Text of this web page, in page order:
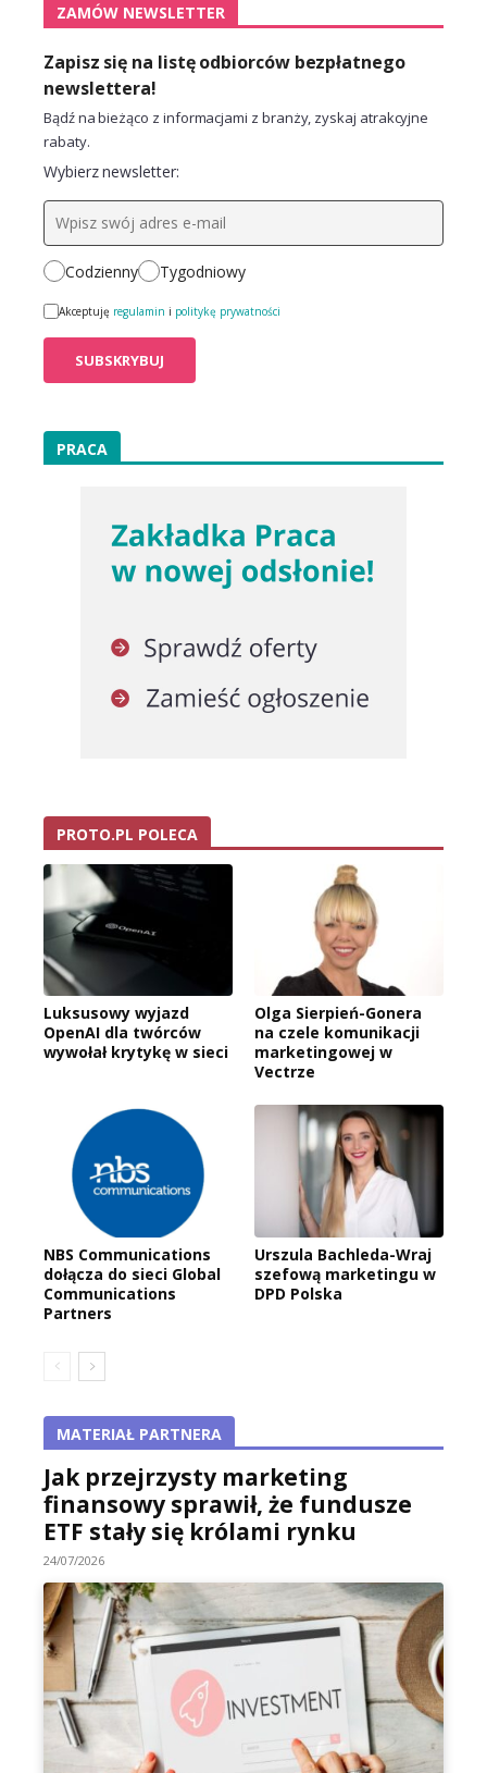
ZAMÓW NEWSLETTER
Zapisz się na listę odbiorców bezpłatnego
newslettera!
Bądź na bieżąco z informacjami z branży, zyskaj atrakcyjne
rabaty.
Wybierz newsletter:
Codzienny Tygodniowy
Akceptuję regulamin i politykę prywatności
PRACA
PROTO.PL POLECA
Luksusowy wyjazd
OpenAI dla twórców
wywołał krytykę w sieci
Olga Sierpień-Gonera
na czele komunikacji
marketingowej w
Vectrze
NBS Communications
dołącza do sieci Global
Communications
Partners
Urszula Bachleda-Wraj
szefową marketingu w
DPD Polska
MATERIAŁ PARTNERA
Jak przejrzysty marketing
finansowy sprawił, że fundusze
ETF stały się królami rynku
24/07/2026